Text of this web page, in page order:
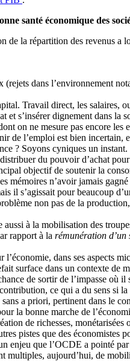
santé économique des
la répartition des revenus a
dans l’environnement
Travail direct, les salaires,
s’insérer dignement dans
on ne mesure pas encore
de l’emploi est bien incertain,
? Soyons cyniques un
du pouvoir d’achat
objectif de soutenir la
n’avoir jamais
il s’agissait pour beaucoup
non pas de la
à la mobilisation des
rapport à la rémunération d’un
dans ses aspects
surface dans un contexte de
de sortir de l’impasse
ce qui a du sens si
a priori, pertinent dans le
la bonne marche de
de richesses,
pistes que des économistes
enjeu que l’OCDE a pointé
multiples, aujourd’hui, de